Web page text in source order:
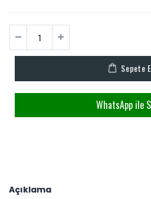
Sepete
WhatsApp ile
Açıklama